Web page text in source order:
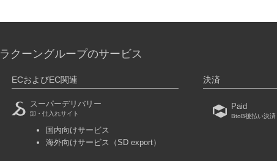
ラクーングループのサービス
ECおよびEC関連
スーパーデリバリー
卸・仕入れサイト
国内向けサービス
海外向けサービス
（SD export）
決済
Paid
BtoB後払い決済